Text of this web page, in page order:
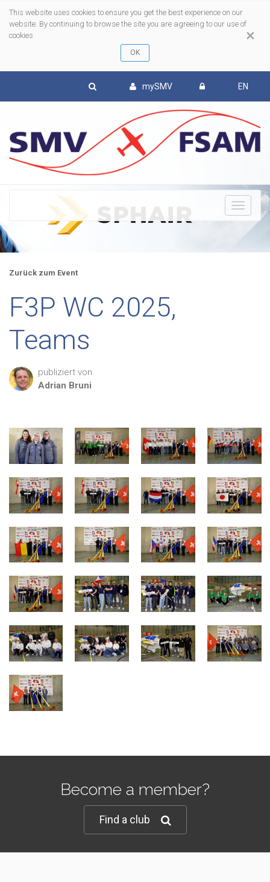
×
This website uses cookies to ensure you get the best experience on our
website. By continuing to browse the site you are agreeing to our use of
cookies
mySMV EN
Zurück zum Event
F3P WC 2025,
Teams
publiziert von
Adrian Bruni
Become a member?
Find a club